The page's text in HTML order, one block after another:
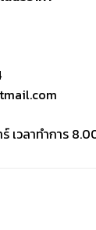
ร์ เวลาทำการ